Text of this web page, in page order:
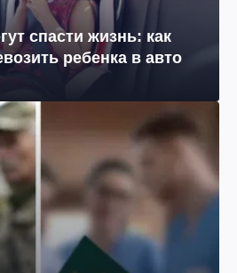
спасти жизнь: как
ребенка в авто